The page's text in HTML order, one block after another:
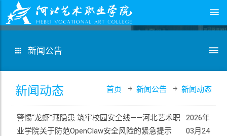
新闻公告
新闻动态 首页 新闻公告 新闻动态
警惕“龙虾”藏隐患 筑牢校园安全线——河北艺术职
业学院关于防范OpenClaw安全风险的紧急提示
2026年
03月24